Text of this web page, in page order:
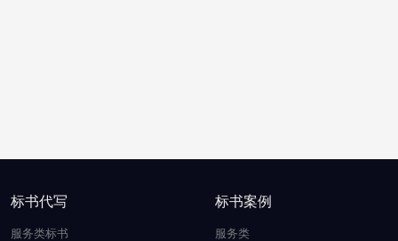
标书代写
服务类标书
标书案例
服务类